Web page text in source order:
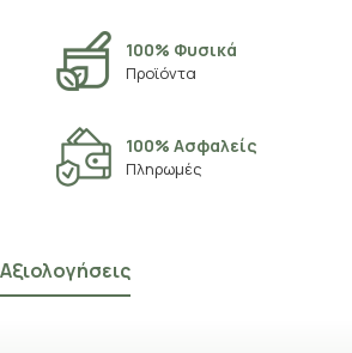
100% Φυσικά
Προϊόντα
100% Ασφαλείς
Πληρωμές
Αξιολογήσεις